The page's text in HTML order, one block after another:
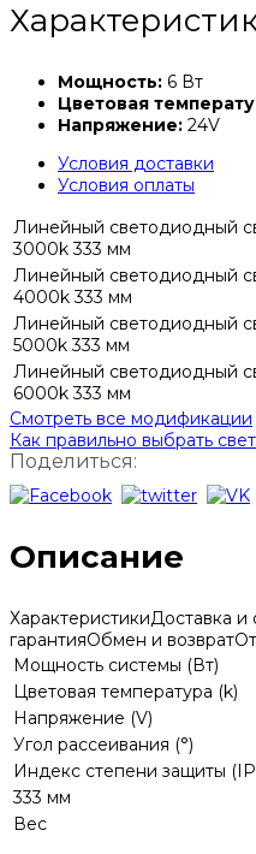
Мощность: 6 Вт
Цветовая
Напряжение: 24V
Условия доставки
Условия оплаты
Линейный светодиодный
3000k 333 мм
Линейный светодиодный
4000k 333 мм
Линейный светодиодный
5000k 333 мм
Линейный светодиодный
6000k 333 мм
Смотреть все модификации
Как правильно выбрать
Поделиться:
Описание
ХарактеристикиДоставка и
гарантияОбмен и возврат
Мощность системы (Вт)
Цветовая температура (k)
Напряжение (V)
Угол рассеивания (°)
Индекс степени защиты
333 мм
Вес